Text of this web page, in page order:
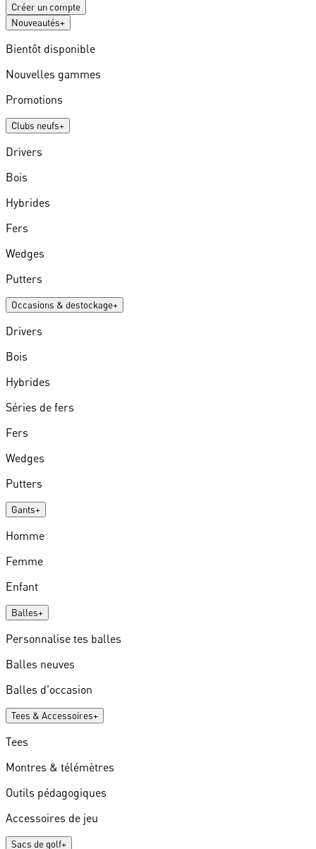
Créer un compte
Nouveautés+
Bientôt disponible
Nouvelles gammes
Promotions
Clubs neufs+
Drivers
Bois
Hybrides
Fers
Wedges
Putters
Occasions & destockage+
Drivers
Bois
Hybrides
Séries de fers
Fers
Wedges
Putters
Gants+
Homme
Femme
Enfant
Balles+
Personnalise tes balles
Balles neuves
Balles d'occasion
Tees & Accessoires+
Tees
Montres & télémètres
Outils pédagogiques
Accessoires de jeu
Sacs de golf+